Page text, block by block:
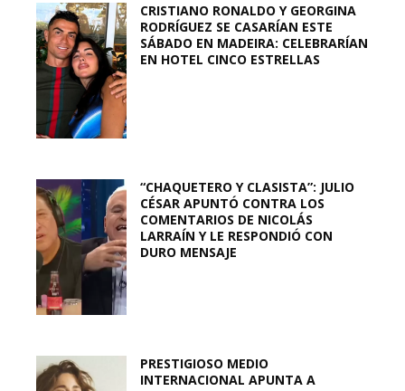
CRISTIANO RONALDO Y GEORGINA
RODRÍGUEZ SE CASARÍAN ESTE
SÁBADO EN MADEIRA: CELEBRARÍAN
EN HOTEL CINCO ESTRELLAS
“CHAQUETERO Y CLASISTA”: JULIO
CÉSAR APUNTÓ CONTRA LOS
COMENTARIOS DE NICOLÁS
LARRAÍN Y LE RESPONDIÓ CON
DURO MENSAJE
PRESTIGIOSO MEDIO
INTERNACIONAL APUNTA A